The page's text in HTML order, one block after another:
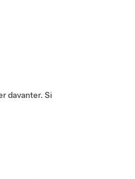
davanter. Si